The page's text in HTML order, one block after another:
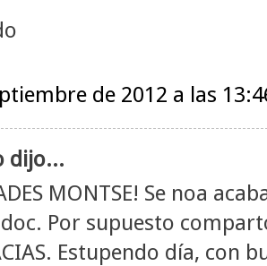
de 2012 a las
dijo...
MONTSE! Se noa
Por supuesto
Estupendo día, con